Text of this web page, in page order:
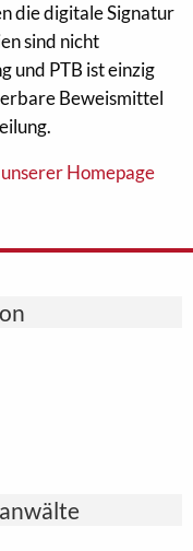
die digitale Signatur
sind nicht
und PTB ist einzig
Beweismittel
Homepage